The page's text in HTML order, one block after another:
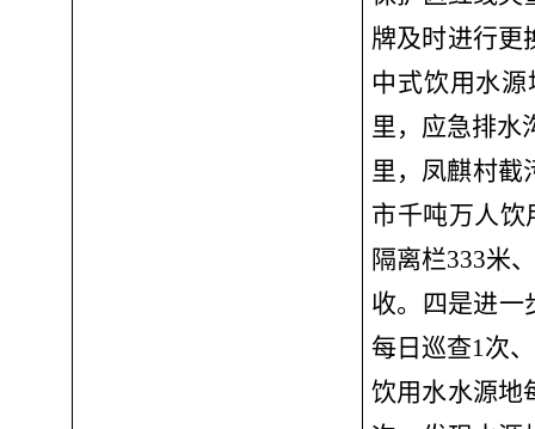
牌及时进行更
中式饮用水
里，应急排水
里，凤麒村截
市千吨万人饮
隔离栏333米
收。 四是进一
每日巡查1次
饮用水水源地